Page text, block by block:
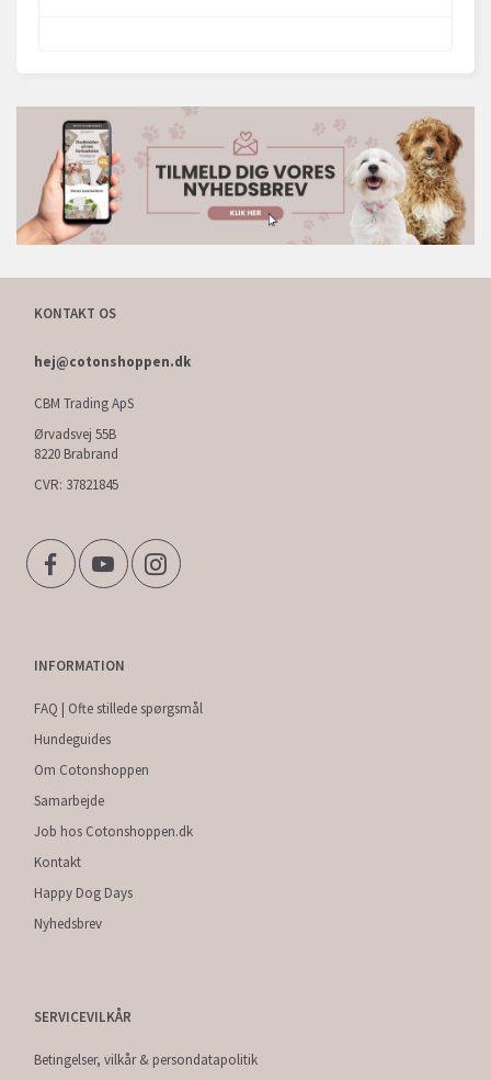
KONTAKT OS
hej@cotonshoppen.dk
CBM Trading ApS
Ørvadsvej 55B
8220 Brabrand
CVR: 37821845
INFORMATION
FAQ | Ofte stillede spørgsmål
Hundeguides
Om Cotonshoppen
Samarbejde
Job hos Cotonshoppen.dk
Kontakt
Happy Dog Days
Nyhedsbrev
SERVICEVILKÅR
Betingelser, vilkår & persondatapolitik